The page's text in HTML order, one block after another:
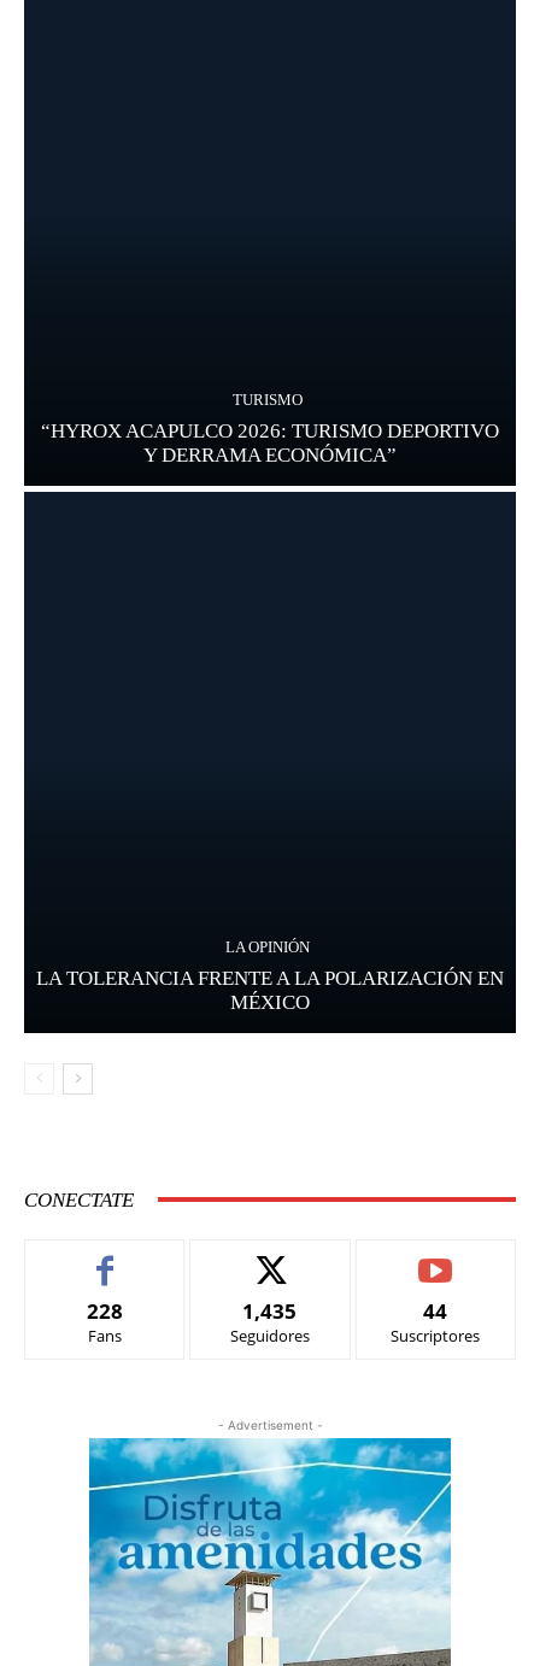
TURISMO
“HYROX ACAPULCO 2026: TURISMO DEPORTIVO
Y DERRAMA ECONÓMICA”
LA OPINIÓN
LA TOLERANCIA FRENTE A LA POLARIZACIÓN EN
MÉXICO
CONECTATE
228
Fans
1,435
Seguidores
44
Suscriptores
- Advertisement -